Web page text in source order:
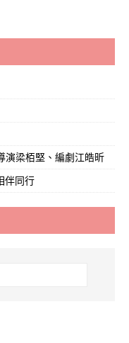
演梁栢堅、編劇江皓昕
伴同行